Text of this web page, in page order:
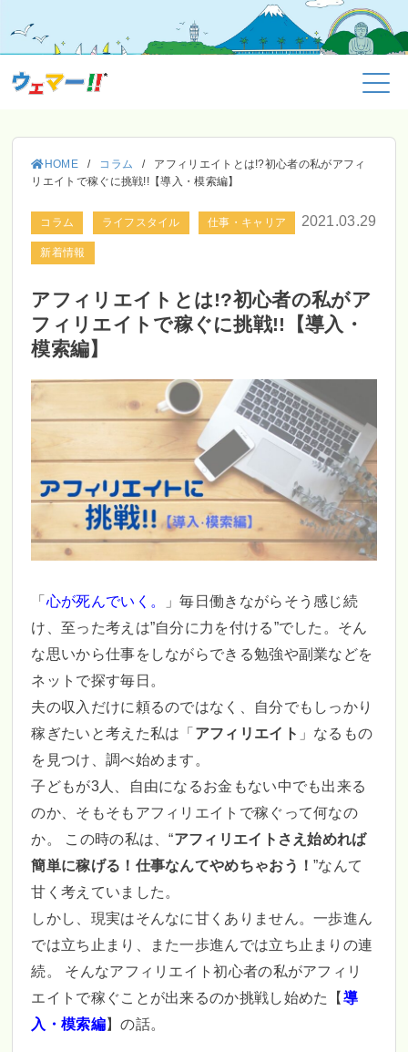
HOME / コラム /
アフィリエイトとは!?初心者の私がアフィ
リエイトで稼ぐに挑戦!!【導入・模索編】
コラム ライフスタイル 仕事・キャリア
新着情報
2021.03.29
アフィリエイトとは!?初心者の私がア
フィリエイトで稼ぐに挑戦!!【導入・
模索編】
「心が死んでいく。
」毎日働きながらそう感じ続
け、至った考えは”自分に力を付ける”でした。そん
な思いから仕事をしながらできる勉強や副業などを
ネットで探す毎日。
夫の収入だけに頼るのではなく、自分でもしっかり
稼ぎたいと考えた私は「アフィリエイト 」なるもの
を見つけ、調べ始めます。
子どもが3人、自由になるお金もない中でも出来る
のか、そもそもアフィリエイトで稼ぐって何なの
か。 この時の私は、“アフィリエイトさえ始めれば
簡単に稼げる！仕事なんてやめちゃおう！”なんて
甘く考えていました。
しかし、現実はそんなに甘くありません。一歩進ん
では立ち止まり、また一歩進んでは立ち止まりの連
続。 そんなアフィリエイト初心者の私がアフィリ
エイトで稼ぐことが出来るのか挑戦し始めた【導
入・模索編】の話。